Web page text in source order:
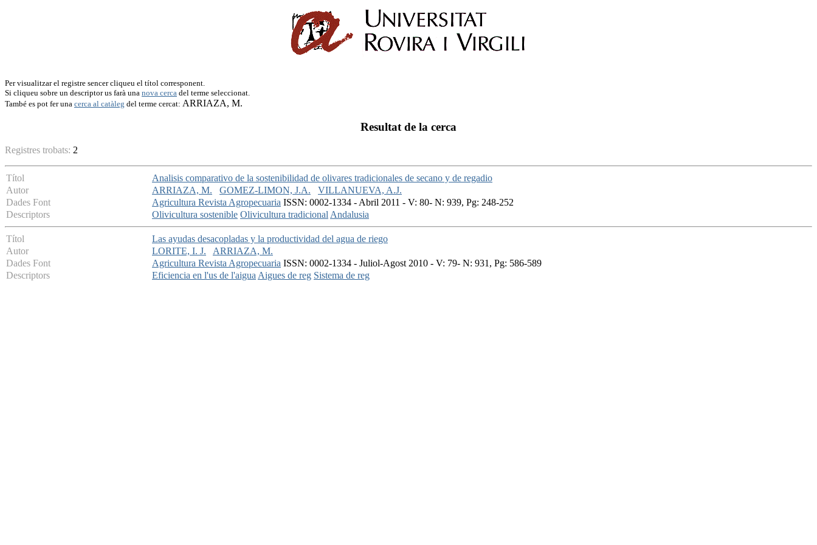
Per visualitzar el registre sencer cliqueu el títol corresponent.
Si cliqueu sobre un descriptor us farà una nova cerca del terme seleccionat.
També es pot fer una cerca al catàleg del terme cercat: ARRIAZA, M.
Resultat de la cerca
Registres trobats: 2
Títol
Analisis comparativo de la sostenibilidad de olivares tradicionales de secano y de regadio
Autor
ARRIAZA, M. GOMEZ-LIMON, J.A.
VILLANUEVA, A.J.
Dades Font
Agricultura Revista Agropecuaria ISSN: 0002-1334 - Abril 2011 - V: 80- N: 939, Pg: 248-252
Descriptors
Olivicultura sostenible Olivicultura tradicionalAndalusia
Títol
Las ayudas desacopladas y la productividad del agua de riego
Autor
LORITE, I. J.
ARRIAZA, M.
Dades Font
Agricultura Revista Agropecuaria ISSN: 0002-1334 - Juliol-Agost 2010 - V: 79- N: 931, Pg: 586-589
Descriptors
Eficiencia en l'us de l'aiguaAigues de reg Sistema de reg